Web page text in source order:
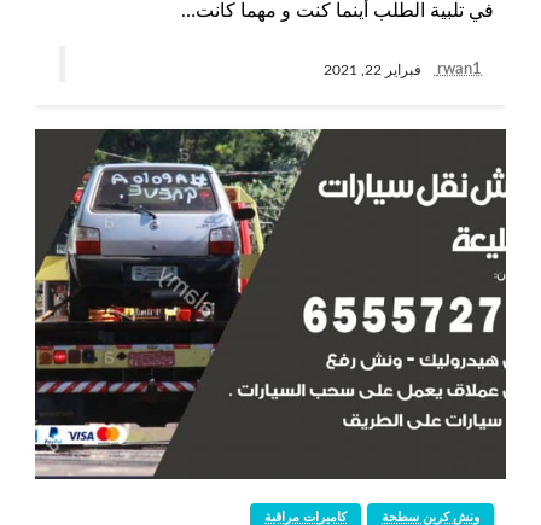
في تلبية الطلب أينما كنت و مهما كانت…
rwan1 فبراير 22, 2021
كاميرات مراقبة ونش كرين سطحة